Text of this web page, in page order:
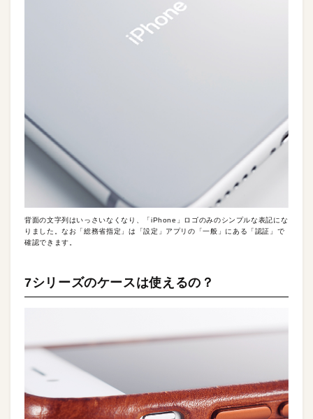
背面の文字列はいっさいなくなり、「iPhone」ロゴのみのシンプルな表記にな
りました。なお「総務省指定」は「設定」アプリの「一般」にある「認証」で
確認できます。
7シリーズのケースは使えるの？